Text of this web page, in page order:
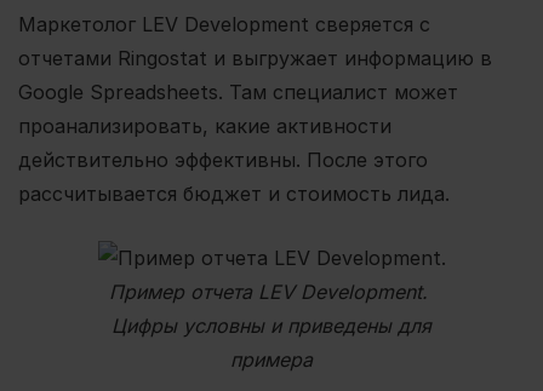
Маркетолог LEV Development сверяется с
отчетами Ringostat и выгружает информацию в
Google Spreadsheets. Там специалист может
проанализировать, какие активности
действительно эффективны. После этого
рассчитывается бюджет и стоимость лида.
Пример отчета LEV Development.
Цифры условны и приведены для
примера